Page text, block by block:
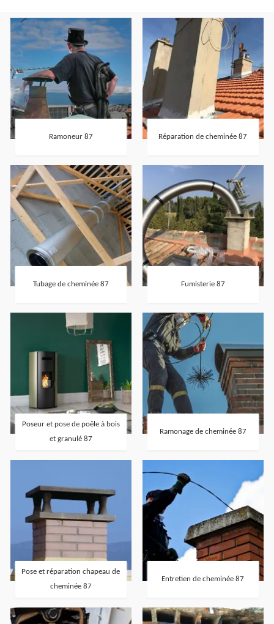
Ramoneur 87 Réparation de cheminée 87
Tubage de cheminée 87 Fumisterie 87
Poseur et pose de poêle à bois
et granulé 87
Ramonage de cheminée 87
Pose et réparation chapeau de
cheminée 87
Entretien de cheminée 87